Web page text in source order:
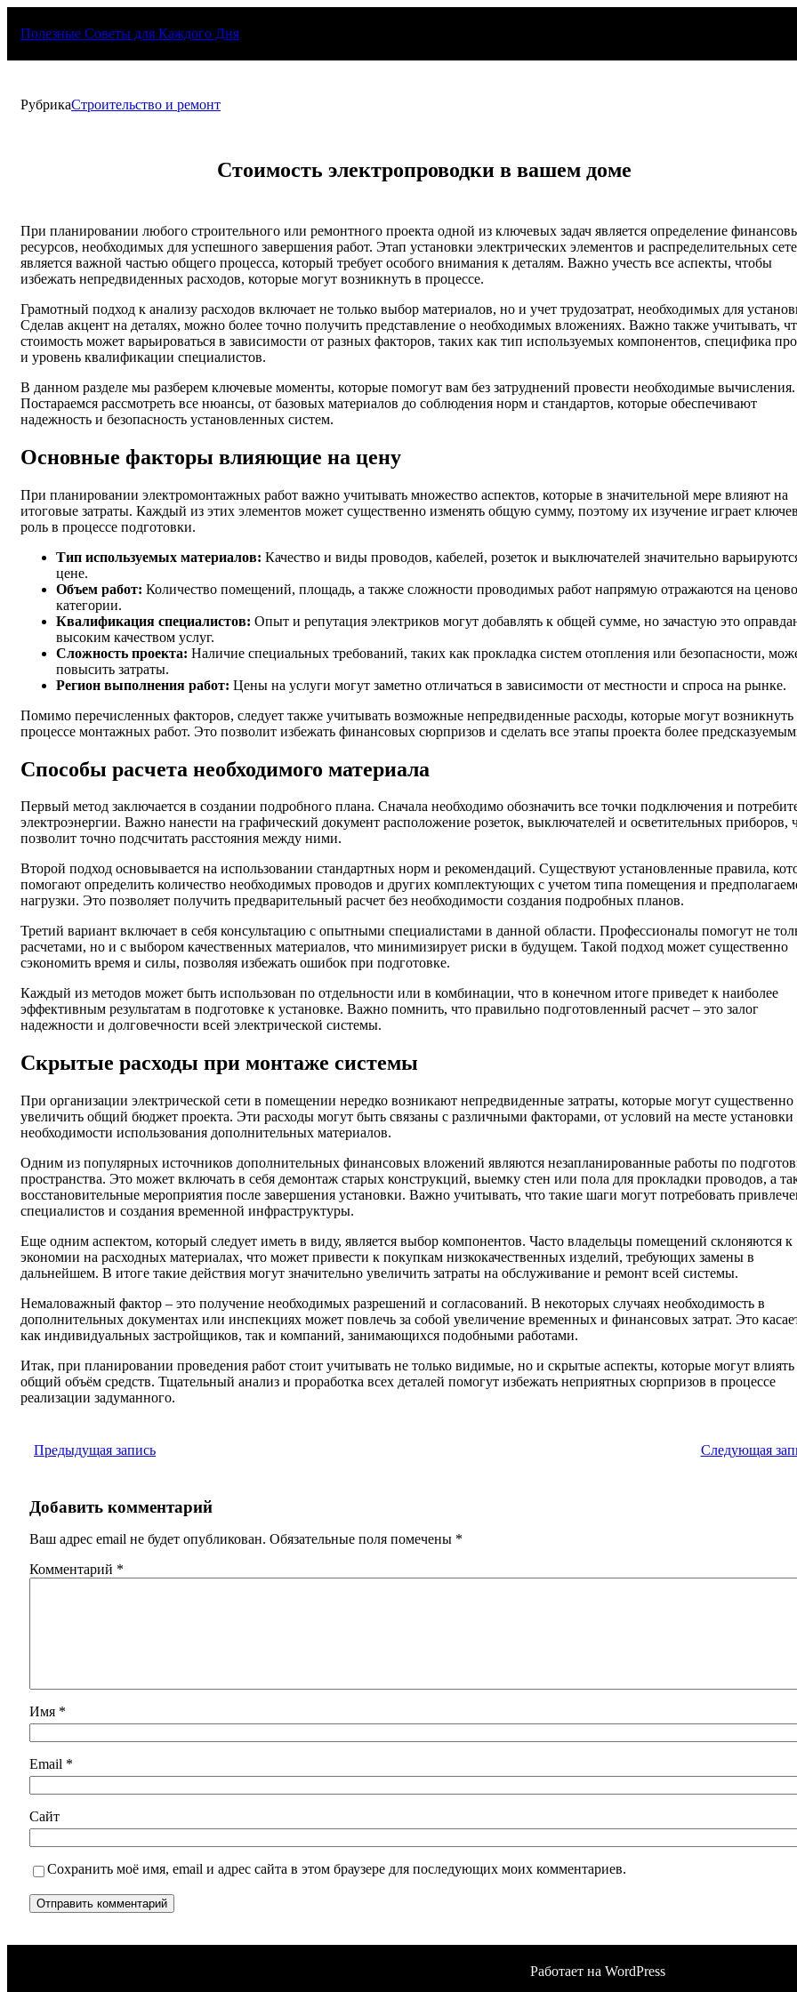
Полезные Советы для Каждого Дня
РубрикаСтроительство и ремонт
Стоимость электропроводки в вашем доме
При планировании любого строительного или ремонтного проекта одной из ключевых задач является определение
ресурсов, необходимых для успешного завершения работ. Этап установки электрических элементов и распределительных
является важной частью общего процесса, который требует особого внимания к деталям. Важно учесть все аспекты, чтобы
избежать непредвиденных расходов, которые могут возникнуть в процессе.
Грамотный подход к анализу расходов включает не только выбор материалов, но и учет трудозатрат, необходимых для
Сделав акцент на деталях, можно более точно получить представление о необходимых вложениях. Важно также учитывать,
стоимость может варьироваться в зависимости от разных факторов, таких как тип используемых компонентов, специфика
и уровень квалификации специалистов.
В данном разделе мы разберем ключевые моменты, которые помогут вам без затруднений провести необходимые вычисления.
Постараемся рассмотреть все нюансы, от базовых материалов до соблюдения норм и стандартов, которые обеспечивают
надежность и безопасность установленных систем.
Основные факторы влияющие на цену
При планировании электромонтажных работ важно учитывать множество аспектов, которые в значительной мере влияют на
итоговые затраты. Каждый из этих элементов может существенно изменять общую сумму, поэтому их изучение играет
роль в процессе подготовки.
Тип используемых материалов: Качество и виды проводов, кабелей, розеток и выключателей значительно
цене.
Объем работ: Количество помещений, площадь, а также сложности проводимых работ напрямую отражаются на
категории.
Квалификация специалистов: Опыт и репутация электриков могут добавлять к общей сумме, но зачастую это
высоким качеством услуг.
Сложность проекта: Наличие специальных требований, таких как прокладка систем отопления или безопасности,
повысить затраты.
Регион выполнения работ: Цены на услуги могут заметно отличаться в зависимости от местности и спроса на рынке.
Помимо перечисленных факторов, следует также учитывать возможные непредвиденные расходы, которые могут возникнуть
процессе монтажных работ. Это позволит избежать финансовых сюрпризов и сделать все этапы проекта более
Способы расчета необходимого материала
Первый метод заключается в создании подробного плана. Сначала необходимо обозначить все точки подключения и
электроэнергии. Важно нанести на графический документ расположение розеток, выключателей и осветительных приборов,
позволит точно подсчитать расстояния между ними.
Второй подход основывается на использовании стандартных норм и рекомендаций. Существуют установленные правила,
помогают определить количество необходимых проводов и других комплектующих с учетом типа помещения и
нагрузки. Это позволяет получить предварительный расчет без необходимости создания подробных планов.
Третий вариант включает в себя консультацию с опытными специалистами в данной области. Профессионалы помогут не
расчетами, но и с выбором качественных материалов, что минимизирует риски в будущем. Такой подход может существенно
сэкономить время и силы, позволяя избежать ошибок при подготовке.
Каждый из методов может быть использован по отдельности или в комбинации, что в конечном итоге приведет к наиболее
эффективным результатам в подготовке к установке. Важно помнить, что правильно подготовленный расчет – это залог
надежности и долговечности всей электрической системы.
Скрытые расходы при монтаже системы
При организации электрической сети в помещении нередко возникают непредвиденные затраты, которые могут существенно
увеличить общий бюджет проекта. Эти расходы могут быть связаны с различными факторами, от условий на месте установки
необходимости использования дополнительных материалов.
Одним из популярных источников дополнительных финансовых вложений являются незапланированные работы по
пространства. Это может включать в себя демонтаж старых конструкций, выемку стен или пола для прокладки проводов, а
восстановительные мероприятия после завершения установки. Важно учитывать, что такие шаги могут потребовать
специалистов и создания временной инфраструктуры.
Еще одним аспектом, который следует иметь в виду, является выбор компонентов. Часто владельцы помещений склоняются к
экономии на расходных материалах, что может привести к покупкам низкокачественных изделий, требующих замены в
дальнейшем. В итоге такие действия могут значительно увеличить затраты на обслуживание и ремонт всей системы.
Немаловажный фактор – это получение необходимых разрешений и согласований. В некоторых случаях необходимость в
дополнительных документах или инспекциях может повлечь за собой увеличение временных и финансовых затрат. Это
как индивидуальных застройщиков, так и компаний, занимающихся подобными работами.
Итак, при планировании проведения работ стоит учитывать не только видимые, но и скрытые аспекты, которые могут влиять
общий объём средств. Тщательный анализ и проработка всех деталей помогут избежать неприятных сюрпризов в процессе
реализации задуманного.
Предыдущая запись Следующая
Добавить комментарий
Ваш адрес email не будет опубликован. Обязательные поля помечены *
Комментарий *
Имя *
Email *
Сайт
Сохранить моё имя, email и адрес сайта в этом браузере для последующих моих комментариев.
Работает на WordPress